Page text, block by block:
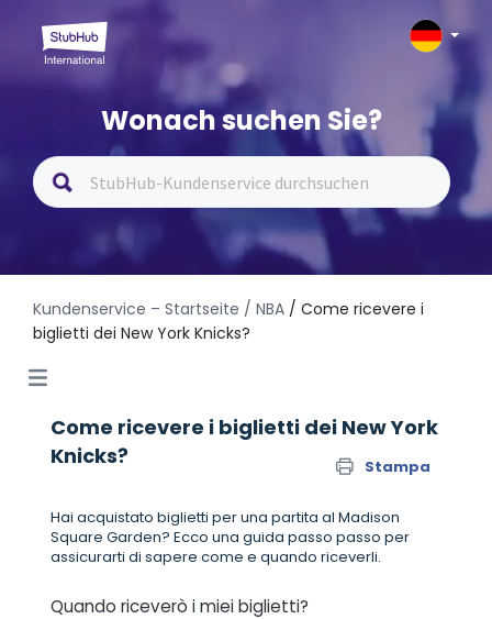
Wonach suchen Sie?
Kundenservice – Startseite / NBA / Come ricevere i
biglietti dei New York Knicks?
Come ricevere i biglietti dei New York
Knicks?
Stampa
Hai acquistato biglietti per una partita al Madison
Square Garden? Ecco una guida passo passo per
assicurarti di sapere come e quando riceverli.
Quando riceverò i miei biglietti?